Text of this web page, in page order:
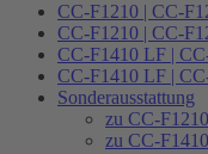
CC-F1210 | CC-
CC-F1210 | CC-
CC-F1410 LF |
CC-F1410 LF |
Sonderausstattung
zu CC-
zu CC-